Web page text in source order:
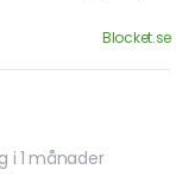
Blocket.se
i 1 månader